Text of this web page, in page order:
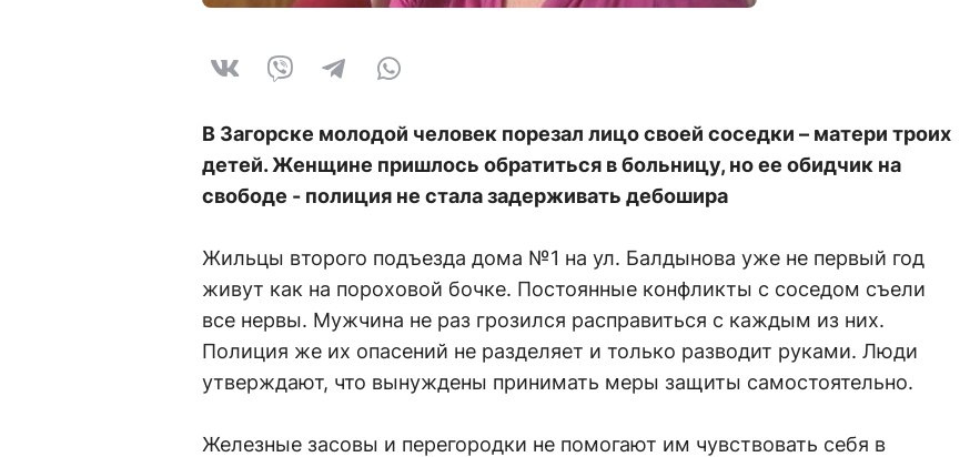
В Загорске молодой человек порезал лицо своей соседки – матери троих
детей. Женщине пришлось обратиться в больницу, но ее обидчик на
свободе - полиция не стала задерживать дебошира
Жильцы второго подъезда дома №1 на ул. Балдынова уже не первый год
живут как на пороховой бочке. Постоянные конфликты с соседом съели
все нервы. Мужчина не раз грозился расправиться с каждым из них.
Полиция же их опасений не разделяет и только разводит руками. Люди
утверждают, что вынуждены принимать меры защиты самостоятельно.
Железные засовы и перегородки не помогают им чувствовать себя в